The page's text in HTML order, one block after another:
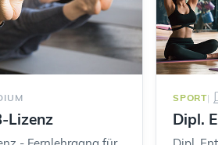
Lizenz
SPORT
Dipl.